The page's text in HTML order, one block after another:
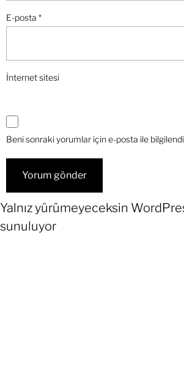
E-posta *
İnternet sitesi
Beni sonraki yorumlar için e-posta ile
Yalnız yürümeyeceksin
sunuluyor